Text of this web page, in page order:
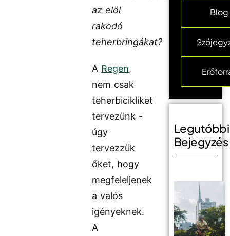
az elöl
rakodó
teherbringákat?
A Regen,
nem csak
teherbicikliket
tervezünk -
úgy
tervezzük
őket, hogy
megfeleljenek
a valós
igényeknek.
A
Blog
Legutóbbi
Bejegyzés